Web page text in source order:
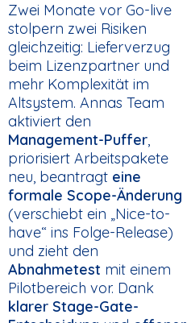
Zwei Monate vor Go-live
stolpern zwei Risiken
gleichzeitig: Lieferverzug
beim Lizenzpartner und
mehr Komplexität im
Altsystem. Annas Team
aktiviert den
Management-Puffer,
priorisiert Arbeitspakete
neu, beantragt eine
formale Scope-Änderung
(verschiebt ein „Nice-to-
have“ ins Folge-Release)
und zieht den
Abnahmetest mit einem
Pilotbereich vor. Dank
klarer Stage-Gate-